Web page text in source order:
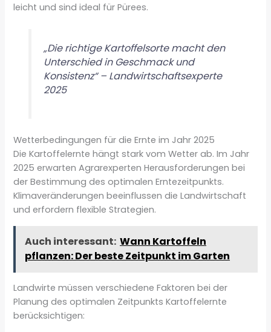
leicht und sind ideal für Pürees.
„Die richtige Kartoffelsorte macht den
Unterschied in Geschmack und
Konsistenz“ – Landwirtschaftsexperte
2025
Wetterbedingungen für die Ernte im Jahr 2025
Die Kartoffelernte hängt stark vom Wetter ab. Im Jahr
2025 erwarten Agrarexperten Herausforderungen bei
der Bestimmung des optimalen Erntezeitpunkts.
Klimaveränderungen beeinflussen die Landwirtschaft
und erfordern flexible Strategien.
Auch interessant: Wann Kartoffeln
pflanzen: Der beste Zeitpunkt im Garten
Landwirte müssen verschiedene Faktoren bei der
Planung des optimalen Zeitpunkts Kartoffelernte
berücksichtigen: